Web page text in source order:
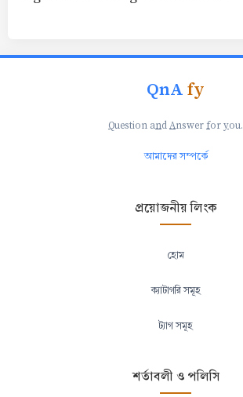
QnAfy
Question andAnswer foryou.
আমাদের সম্পর্কে
প্রয়োজনীয় লিংক
হোম
ক্যাটাগরি সমূহ
ট্যাগ সমূহ
শর্তাবলী ও পলিসি